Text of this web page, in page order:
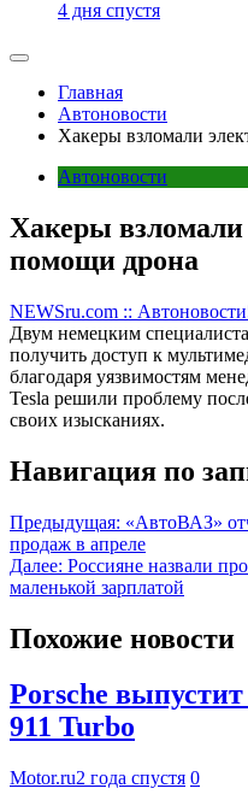
4 дня спустя
Главная
Автоновости
Хакеры взломали
Автоновости
Хакеры взломали
помощи дрона
NEWSru.com :: Автоновости
Двум немецким
получить доступ к
благодаря уязвимостям
Tesla решили проблему
своих изысканиях.
Навигация по
Предыдущая: «АвтоВАЗ»
продаж в апреле
Далее: Россияне назвали
маленькой зарплатой
Похожие новости
Porsche
911 Turbo
Motor.ru2 года спустя 0